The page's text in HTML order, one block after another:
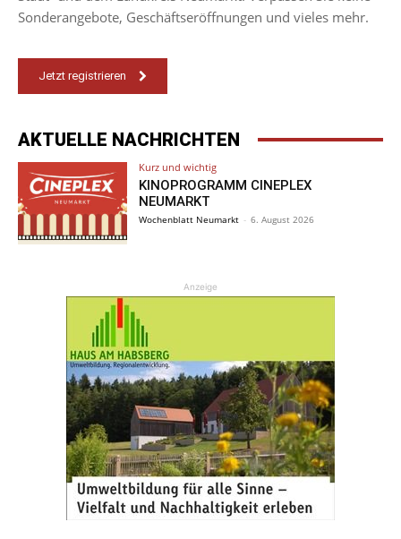
Sonderangebote, Geschäftseröffnungen und vieles mehr.
Jetzt registrieren
AKTUELLE NACHRICHTEN
Kurz und wichtig
KINOPROGRAMM CINEPLEX
NEUMARKT
Wochenblatt Neumarkt - 6. August 2026
Anzeige